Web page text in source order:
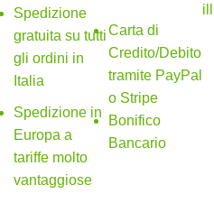
Spedizione
gratuita su tutti
gli ordini in
Italia
Spedizione in
Europa a
tariffe molto
vantaggiose
Carta di
Credito/Debito
tramite PayPal
o Stripe
Bonifico
Bancario